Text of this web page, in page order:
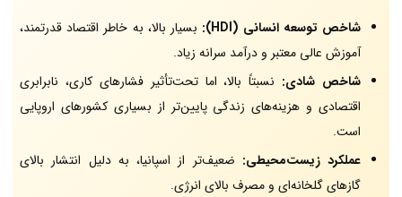
شاخص توسعه انسانی (HDI):
بسیار بالا، به خاطر اقتصاد قدرتمند،
آموزش عالی معتبر و درآمد سرانه زیاد.
شاخص شادی: نسبتاً بالا، اما تحت‌تأثیر فشارهای کاری، نابرابری
اقتصادی و هزینه‌های زندگی پایین‌تر از بسیاری کشورهای اروپایی
است.
عملکرد زیست‌محیطی: ضعیف‌تر از اسپانیا، به دلیل انتشار بالای
گازهای گلخانه‌ای و مصرف بالای انرژی.